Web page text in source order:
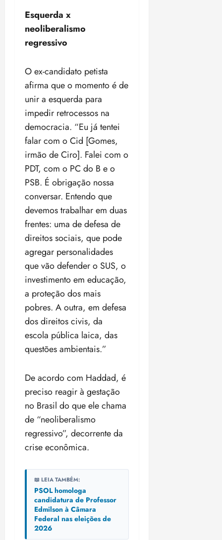
Esquerda x
neoliberalismo
regressivo
O ex-candidato petista
afirma que o momento é de
unir a esquerda para
impedir retrocessos na
democracia. “Eu já tentei
falar com o Cid [Gomes,
irmão de Ciro]. Falei com o
PDT, com o PC do B e o
PSB. É obrigação nossa
conversar. Entendo que
devemos trabalhar em duas
frentes: uma de defesa de
direitos sociais, que pode
agregar personalidades
que vão defender o SUS, o
investimento em educação,
a proteção dos mais
pobres. A outra, em defesa
dos direitos civis, da
escola pública laica, das
questões ambientais.”
De acordo com Haddad, é
preciso reagir à gestação
no Brasil do que ele chama
de “neoliberalismo
regressivo”, decorrente da
crise econômica.
📖 LEIA TAMBÉM:
PSOL homologa
candidatura de Professor
Edmilson à Câmara
Federal nas eleições de
2026